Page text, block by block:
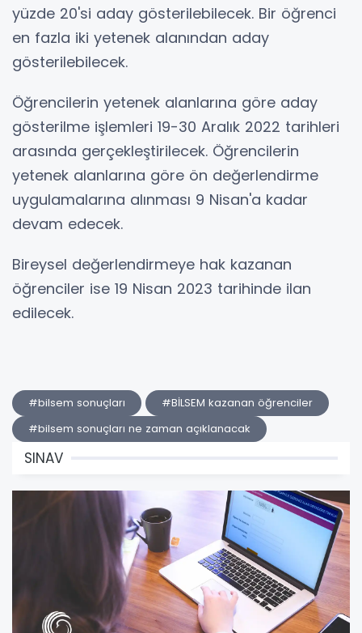
yüzde 20'si aday gösterilebilecek. Bir öğrenci
en fazla iki yetenek alanından aday
gösterilebilecek.
Öğrencilerin yetenek alanlarına göre aday
gösterilme işlemleri 19-30 Aralık 2022 tarihleri
arasında gerçekleştirilecek. Öğrencilerin
yetenek alanlarına göre ön değerlendirme
uygulamalarına alınması 9 Nisan'a kadar
devam edecek.
Bireysel değerlendirmeye hak kazanan
öğrenciler ise 19 Nisan 2023 tarihinde ilan
edilecek.
#bilsem sonuçları
#BİLSEM kazanan öğrenciler
#bilsem sonuçları ne zaman açıklanacak
SINAV